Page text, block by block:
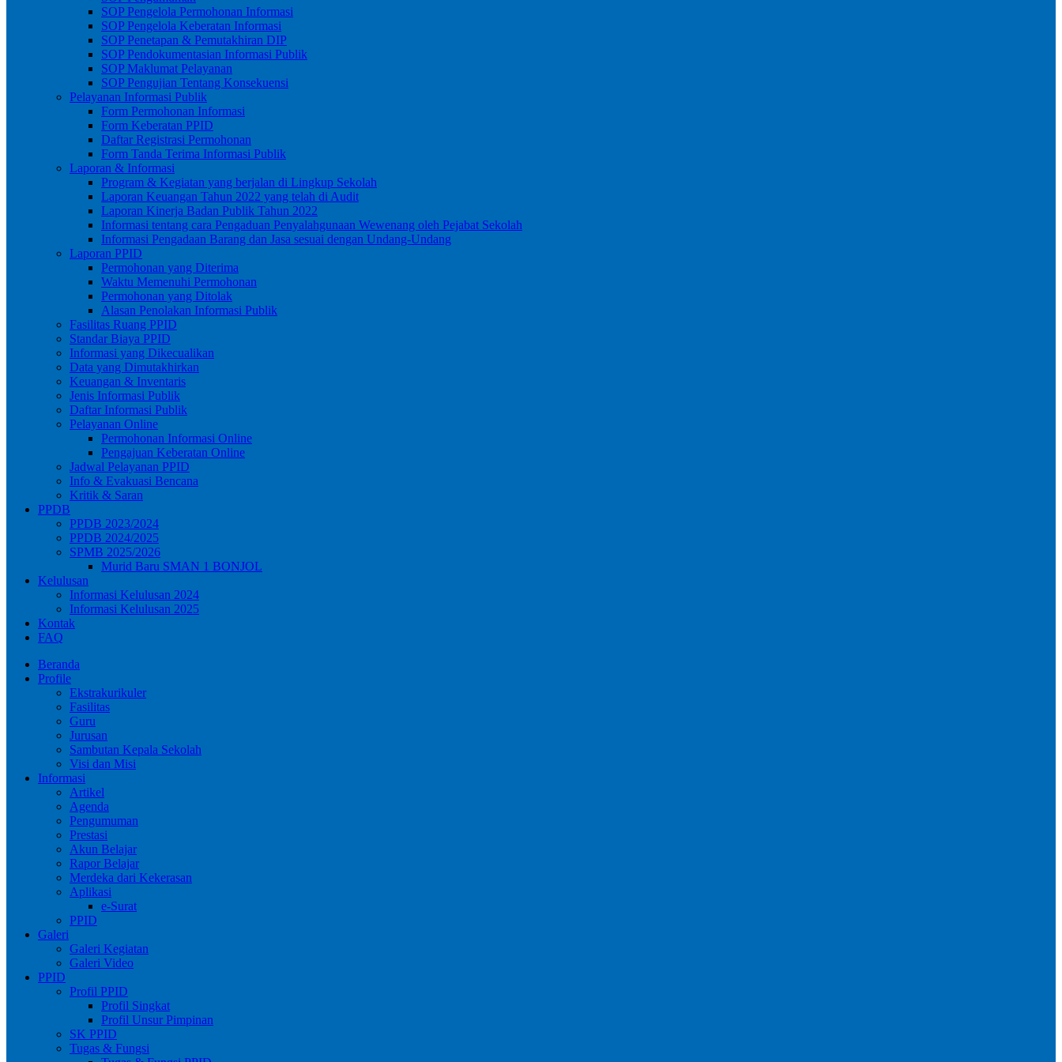
SOP Pengelola Permohonan Informasi
SOP Pengelola Keberatan Informasi
SOP Penetapan & Pemutakhiran DIP
SOP Pendokumentasian Informasi Publik
SOP Maklumat Pelayanan
SOP Pengujian Tentang Konsekuensi
Pelayanan Informasi Publik
Form Permohonan Informasi
Form Keberatan PPID
Daftar Registrasi Permohonan
Form Tanda Terima Informasi Publik
Laporan & Informasi
Program & Kegiatan yang berjalan di Lingkup Sekolah
Laporan Keuangan Tahun 2022 yang telah di Audit
Laporan Kinerja Badan Publik Tahun 2022
Informasi tentang cara Pengaduan Penyalahgunaan Wewenang oleh Pejabat Sekolah
Informasi Pengadaan Barang dan Jasa sesuai dengan Undang-Undang
Laporan PPID
Permohonan yang Diterima
Waktu Memenuhi Permohonan
Permohonan yang Ditolak
Alasan Penolakan Informasi Publik
Fasilitas Ruang PPID
Standar Biaya PPID
Informasi yang Dikecualikan
Data yang Dimutakhirkan
Keuangan & Inventaris
Jenis Informasi Publik
Daftar Informasi Publik
Pelayanan Online
Permohonan Informasi Online
Pengajuan Keberatan Online
Jadwal Pelayanan PPID
Info & Evakuasi Bencana
Kritik & Saran
PPDB
PPDB 2023/2024
PPDB 2024/2025
SPMB 2025/2026
Murid Baru SMAN 1 BONJOL
Kelulusan
Informasi Kelulusan 2024
Informasi Kelulusan 2025
Kontak
FAQ
Beranda
Profile
Ekstrakurikuler
Fasilitas
Guru
Jurusan
Sambutan Kepala Sekolah
Visi dan Misi
Informasi
Artikel
Agenda
Pengumuman
Prestasi
Akun Belajar
Rapor Belajar
Merdeka dari Kekerasan
Aplikasi
e-Surat
PPID
Galeri
Galeri Kegiatan
Galeri Video
PPID
Profil PPID
Profil Singkat
Profil Unsur Pimpinan
SK PPID
Tugas & Fungsi